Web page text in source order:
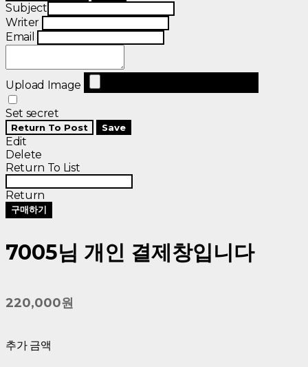
Subject
Writer
Email
Upload Image
Set secret
Return To Post Save
Edit
Delete
Return To List
Return
구매하기
7005님 개인 결제창입니다
220,000원
추가 금액